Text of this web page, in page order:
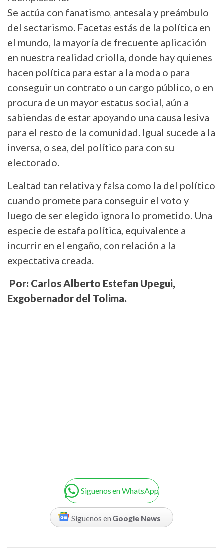
Se actúa con fanatismo, antesala y preámbulo
del sectarismo. Facetas estás de la política en
el mundo, la mayoría de frecuente aplicación
en nuestra realidad criolla, donde hay quienes
hacen política para estar a la moda o para
conseguir un contrato o un cargo público, o en
procura de un mayor estatus social, aún a
sabiendas de estar apoyando una causa lesiva
para el resto de la comunidad. Igual sucede a la
inversa, o sea, del político para con su
electorado.
Lealtad tan relativa y falsa como la del político
cuando promete para conseguir el voto y
luego de ser elegido ignora lo prometido. Una
especie de estafa política, equivalente a
incurrir en el engaño, con relación a la
expectativa creada.
Por: Carlos Alberto Estefan Upegui,
Exgobernador del Tolima.
Siguenos en WhatsApp
Síguenos en Google News